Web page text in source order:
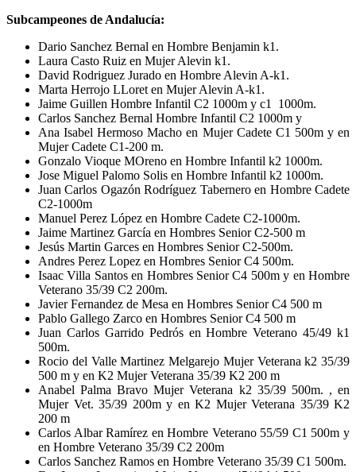
Subcampeones de Andalucía:
Dario Sanchez Bernal en Hombre Benjamin k1.
Laura Casto Ruiz en Mujer Alevin k1.
David Rodriguez Jurado en Hombre Alevin A-k1.
Marta Herrojo LLoret en Mujer Alevin A-k1.
Jaime Guillen Hombre Infantil C2 1000m y c1 1000m.
Carlos Sanchez Bernal Hombre Infantil C2 1000m y
Ana Isabel Hermoso Macho en Mujer Cadete C1 500m y en
Mujer Cadete C1-200 m.
Gonzalo Vioque MOreno en Hombre Infantil k2 1000m.
Jose Miguel Palomo Solis en Hombre Infantil k2 1000m.
Juan Carlos Ogazón Rodríguez Tabernero en Hombre Cadete
C2-1000m
Manuel Perez López en Hombre Cadete C2-1000m.
Jaime Martinez García en Hombres Senior C2-500 m
Jesús Martin Garces en Hombres Senior C2-500m.
Andres Perez Lopez en Hombres Senior C4 500m.
Isaac Villa Santos en Hombres Senior C4 500m y en Hombre
Veterano 35/39 C2 200m.
Javier Fernandez de Mesa en Hombres Senior C4 500 m
Pablo Gallego Zarco en Hombres Senior C4 500 m
Juan Carlos Garrido Pedrós en Hombre Veterano 45/49 k1
500m.
Rocio del Valle Martinez Melgarejo Mujer Veterana k2 35/39
500 m y en K2 Mujer Veterana 35/39 K2 200 m
Anabel Palma Bravo Mujer Veterana k2 35/39 500m. , en
Mujer Vet. 35/39 200m y en K2 Mujer Veterana 35/39 K2
200 m
Carlos Albar Ramírez en Hombre Veterano 55/59 C1 500m y
en Hombre Veterano 35/39 C2 200m
Carlos Sanchez Ramos en Hombre Veterano 35/39 C1 500m.